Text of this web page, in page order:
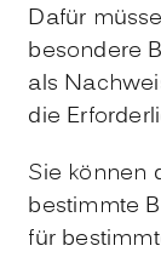
Dafür
besondere
als
die
Sie können
bestimmte
für